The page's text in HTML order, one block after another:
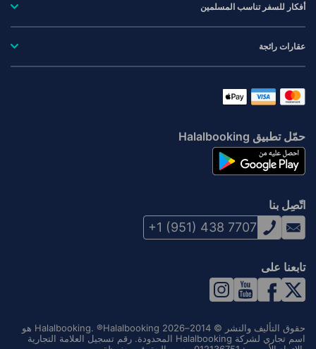
أفكار للسفر تناسب المسلمين
عقارات رائجة
حمّل تطبيق Halalbooking
اتّصِل بنا
+1 (951) 438 7707
تابعنا على
حقوق التأليف والنشر © 2014–2026 Halalbooking. ®Halalbooking هو
اسم تجاري لشركة Halalbooking المحدودة. رقم تسجيل العلامة التجارية